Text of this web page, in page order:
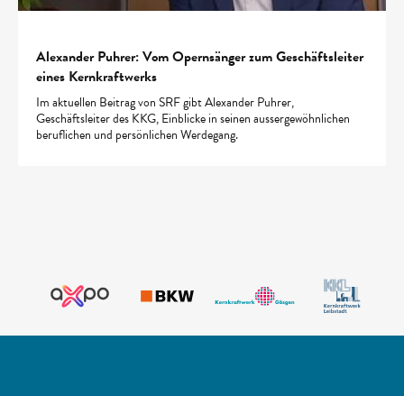
Alexander Puhrer: Vom Opernsänger zum Geschäftsleiter
eines Kernkraftwerks
Im aktuellen Beitrag von SRF gibt Alexander Puhrer,
Geschäftsleiter des KKG, Einblicke in seinen aussergewöhnlichen
beruflichen und persönlichen Werdegang.